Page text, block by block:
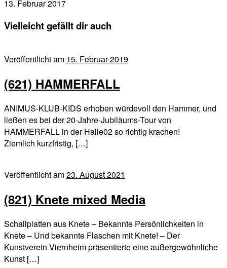
13. Februar 2017
Vielleicht gefällt dir auch
Veröffentlicht am 15. Februar 2019
(621) HAMMERFALL
ANIMUS-KLUB-KIDS erhoben würdevoll den Hammer, und
ließen es bei der 20-Jahre-Jubiläums-Tour von
HAMMERFALL in der Halle02 so richtig krachen!
Ziemlich kurzfristig, […]
Veröffentlicht am23. August 2021
(821) Knete mixed Media
Schallplatten aus Knete – Bekannte Persönlichkeiten in
Knete – Und bekannte Flaschen mit Knete! – Der
Kunstverein Viernheim präsentierte eine außergewöhnliche
Kunst […]